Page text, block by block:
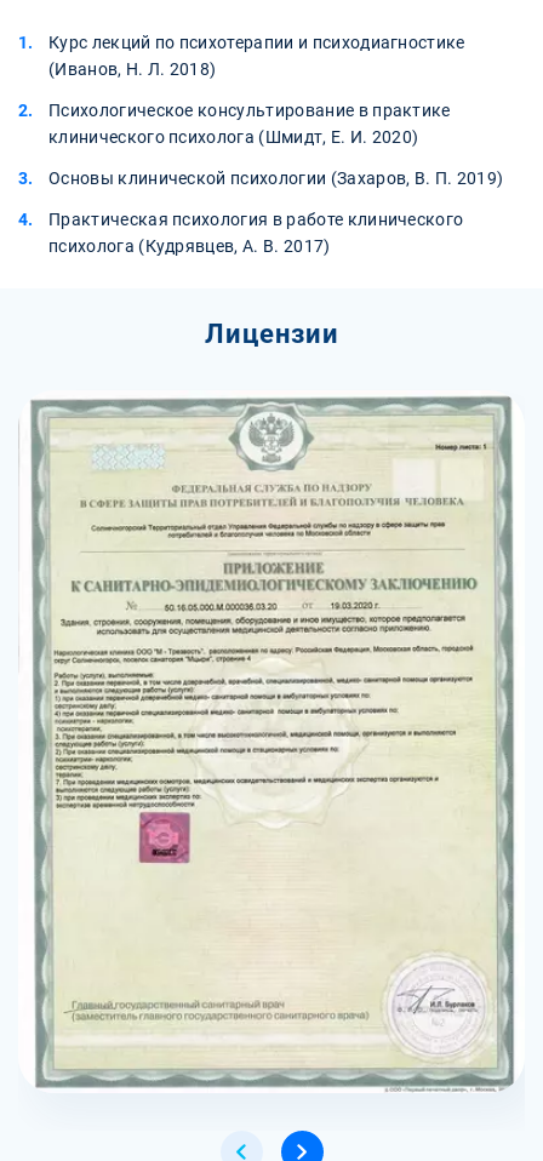
Курс лекций по психотерапии и психодиагностике
(Иванов, Н. Л. 2018)
Психологическое консультирование в практике
клинического психолога (Шмидт, Е. И. 2020)
Основы клинической психологии (Захаров, В. П. 2019)
Практическая психология в работе клинического
психолога (Кудрявцев, А. В. 2017)
Лицензии